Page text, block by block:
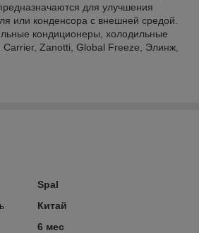
для улучшения
или конденсора с внешней средой.
кондиционеры, холодильные
Carrier, Zanotti, Global Freeze, Элинж,
Spal
Китай
6 мес